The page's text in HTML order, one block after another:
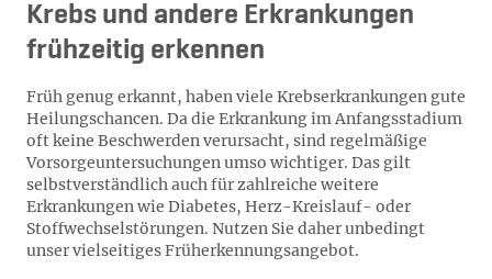
Krebs und andere Erkrankungen
frühzeitig erkennen
Früh genug erkannt, haben viele Krebserkrankungen gute
Heilungschancen. Da die Erkrankung im Anfangsstadium
oft keine Beschwerden verursacht, sind regelmäßige
Vorsorgeuntersuchungen umso wichtiger. Das gilt
selbstverständlich auch für zahlreiche weitere
Erkrankungen wie Diabetes, Herz-Kreislauf- oder
Stoffwechselstörungen. Nutzen Sie daher unbedingt
unser vielseitiges Früherkennungsangebot.